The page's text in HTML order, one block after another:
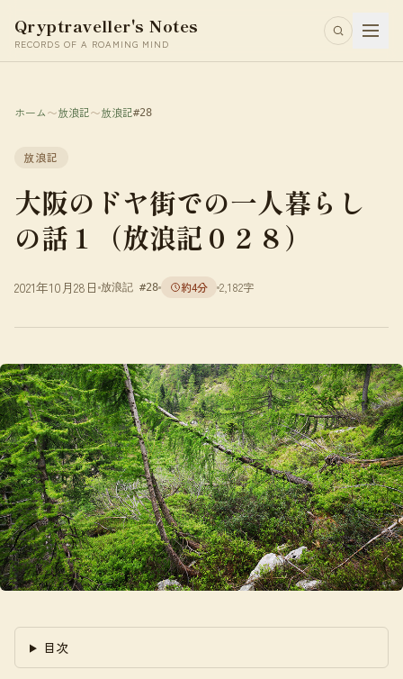
Qryptraveller's Notes
RECORDS OF A ROAMING MIND
ホーム〜放浪記〜放浪記#28
放浪記
大阪のドヤ街での一人暮らし
の話１（放浪記０２８）
2021年10月28日 放浪記 #28 約4分 2,182字
目次